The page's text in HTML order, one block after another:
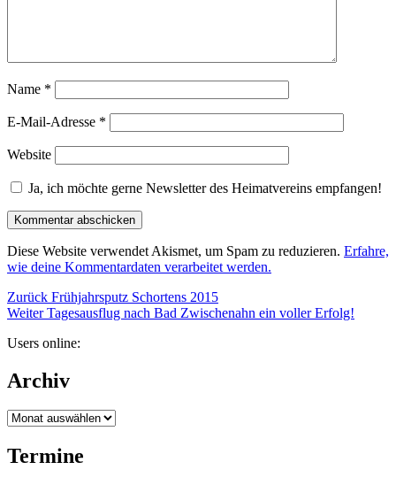
Name *
E-Mail-Adresse *
Website
Ja, ich möchte gerne Newsletter des Heimatvereins empfangen!
Diese Website verwendet Akismet, um Spam zu reduzieren. Erfahre,
wie deine Kommentardaten verarbeitet werden.
Beitragsnavigation
Zurück Vorheriger
Beitrag:
Frühjahrsputz Schortens 2015
Weiter Nächster
Tagesausflug nach Bad Zwischenahn ein voller Erfolg!
Users online:
Archiv
Archiv
Termine